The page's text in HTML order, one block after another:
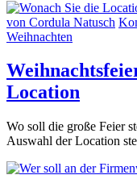
von Cordula Natusch
Weihnachten
Location
Wo soll die große Feier
Auswahl der Location